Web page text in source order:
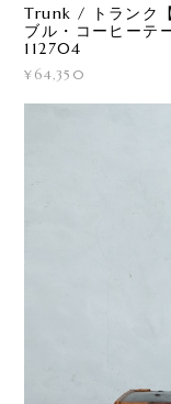
Trunk / トランク
ブル・コーヒーテ
112704
¥64,350